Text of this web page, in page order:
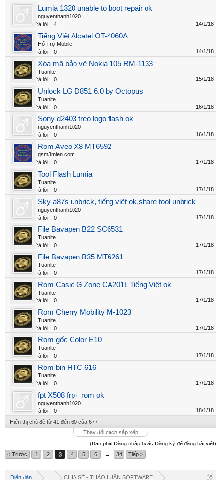
Lumia 1320 unable to boot repair ok
nguyenthanh1020
Trả lời:
4 14/1/18
Tiếng Việt Alcatel OT-4060A
Hổ Trợ Mobile
Trả lời:
0 14/1/18
Xóa mã bảo vệ Nokia 105 RM-1133
Tuanlte
Trả lời:
0 15/1/18
Unlock LG D851 6.0 by Octopus
Tuanlte
Trả lời:
0 16/1/18
Sony d2403 treo logo flash ok
nguyenthanh1020
Trả lời:
0 16/1/18
Rom Aveo X8 MT6592
gsm3mien.com
Trả lời:
0 17/1/18
Tool Flash Lumia
Tuanlte
Trả lời:
0 17/1/18
Sky a87s unbrick, tiếng việt ok,share tool unbrick
nguyenthanh1020
Trả lời:
0 17/1/18
File Bavapen B22 SC6531
Tuanlte
Trả lời:
0 17/1/18
File Bavapen B35 MT6261
Tuanlte
Trả lời:
0 17/1/18
Rom Casio G'Zone CA201L Tiếng Việt ok
Tuanlte
Trả lời:
0 17/1/18
Rom Cherry Mobility M-1023
Tuanlte
Trả lời:
0 17/1/18
Rom gốc Color E10
Tuanlte
Trả lời:
0 17/1/18
Rom bin HTC 616
Tuanlte
Trả lời:
0 17/1/18
fpt X508 frp+ rom ok
nguyenthanh1020
Trả lời:
0
18/1/18
Hiển thị chủ đề từ 41 đến 60 của 677
Thay đổi cách sắp xếp
(Bạn phải Đăng nhập hoặc Đăng ký để đăng bài viết)
< Trước
1 2 3 4 5 6 → 34 Tiếp >
Diễn đàn CHIA SẺ - THẢO LUẬN SOFTWARE